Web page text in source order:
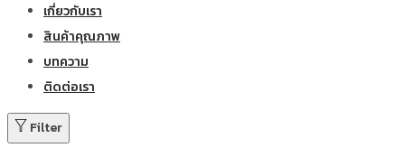
เกี่ยวกับเรา
สินค้าคุณภาพ
บทความ
ติดต่อเรา
Filter